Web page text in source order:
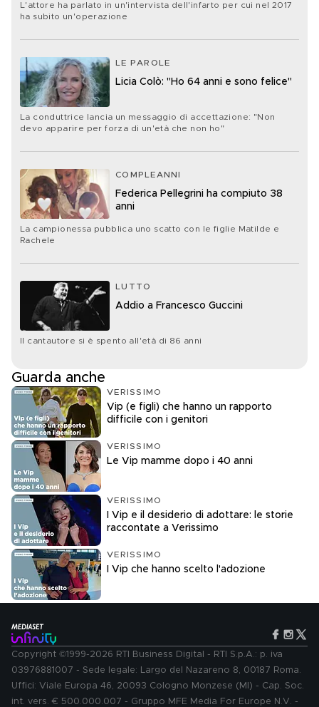
L'attore ha parlato in un'intervista dell'infarto per cui nel 2017
ha subito un'operazione
LE PAROLE
Licia Colò: "Ho 64 anni e sono felice"
La conduttrice lancia un messaggio di accettazione: "Non
devo apparire per forza di un'età che non ho"
COMPLEANNI
Federica Pellegrini ha compiuto 38
anni
La campionessa pubblica uno scatto con le figlie Matilde e
Rachele
LUTTO
Addio a Francesco Guccini
Il cantautore si è spento all'età di 86 anni
Guarda anche
VERISSIMO
Vip (e figli) che hanno un rapporto
difficile con i genitori
VERISSIMO
Le Vip mamme dopo i 40 anni
VERISSIMO
I Vip e il desiderio di adottare: le storie
raccontate a Verissimo
VERISSIMO
I Vip che hanno scelto l'adozione
Copyright ©1999-2026 RTI Business Digital - RTI S.p.A.: p. iva
03976881007 - Sede legale: Largo del Nazareno 8, 00187 Roma.
Uffici: Viale Europa 46, 20093 Cologno Monzese (MI) - Cap. Soc.
int. vers. € 500.000.007 - Gruppo MFE Media For Europe N.V. -